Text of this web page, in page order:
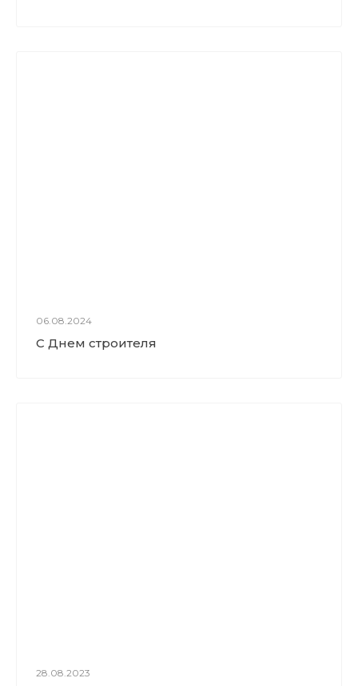
06.08.2024
С Днем строителя
28.08.2023